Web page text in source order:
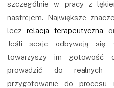
szczególnie w pracy z
nastrojem. Największe
lecz relacja terapeutyczna
Jeśli sesje odbywają się
towarzyszy im gotowość
prowadzić do realnych
przygotowanie do procesu